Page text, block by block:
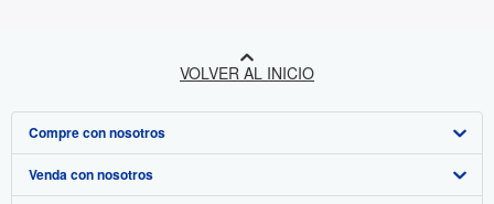
VOLVER AL INICIO
Compre con nosotros
Búsqueda avanzada
Venda con nosotros